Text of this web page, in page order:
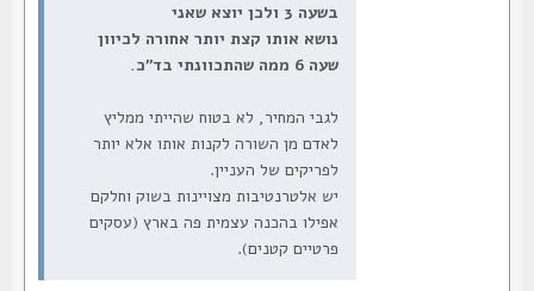
בשעה 3 ולכן יוצא שאני
נושא אותו קצת יותר אחורה לכיוון
לגבי המחיר, לא בטוח שהייתי ממליץ
לאדם מן השורה לקנות אותו אלא יותר
לפריקים של העניין.
יש אלטרנטיבות מצויינות בשוק וחלקם
אפילו בהכנה עצמית פה בארץ (עסקים
פרטיים קטנים).